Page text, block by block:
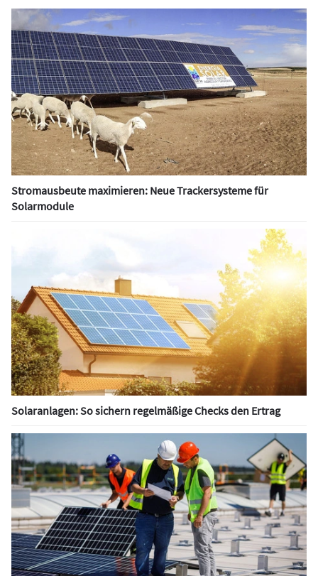
Stromausbeute maximieren: Neue Trackersysteme für
Solarmodule
Solaranlagen: So sichern regelmäßige Checks den Ertrag